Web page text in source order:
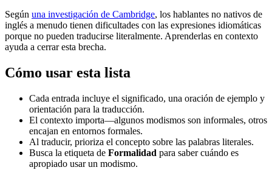
Según una investigación de Cambridge, los hablantes no nativos de
inglés a menudo tienen dificultades con las expresiones idiomáticas
porque no pueden traducirse literalmente. Aprenderlas en contexto
ayuda a cerrar esta brecha.
Cómo usar esta lista
Cada entrada incluye el significado, una oración de ejemplo y
orientación para la traducción.
El contexto importa—algunos modismos son informales, otros
encajan en entornos formales.
Al traducir, prioriza el concepto sobre las palabras literales.
Busca la etiqueta de Formalidad para saber cuándo es
apropiado usar un modismo.